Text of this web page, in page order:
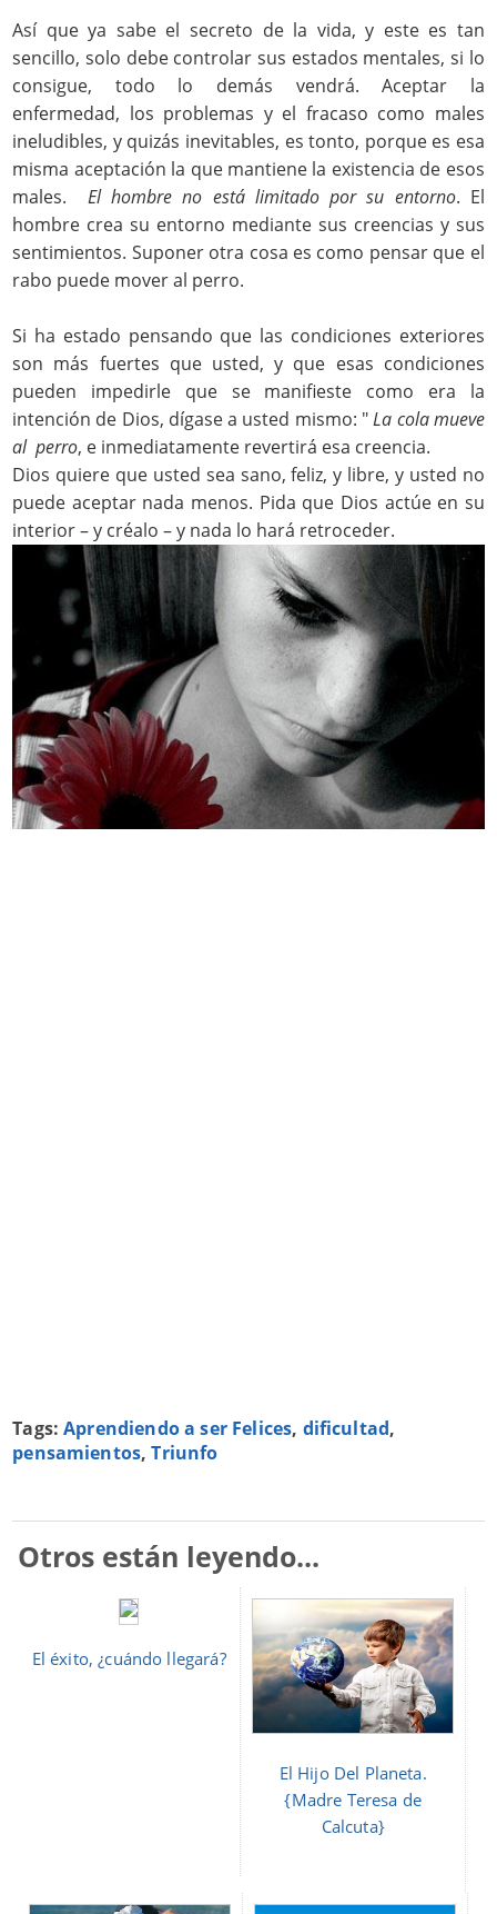
Así que ya sabe el secreto de la vida, y este es tan
sencillo, solo debe controlar sus estados mentales, si lo
consigue, todo lo demás vendrá. Aceptar la
enfermedad, los problemas y el fracaso como males
ineludibles, y quizás inevitables, es tonto, porque es esa
misma aceptación la que mantiene la existencia de esos
males. El hombre no está limitado por su entorno. El
hombre crea su entorno mediante sus creencias y sus
sentimientos. Suponer otra cosa es como pensar que el
rabo puede mover al perro.
Si ha estado pensando que las condiciones exteriores
son más fuertes que usted, y que esas condiciones
pueden impedirle que se manifieste como era la
intención de Dios, dígase a usted mismo: "La cola mueve
al perro, e inmediatamente revertirá esa creencia.
Dios quiere que usted sea sano, feliz, y libre, y usted no
puede aceptar nada menos. Pida que Dios actúe en su
interior – y créalo – y nada lo hará retroceder.
Tags:Aprendiendo a ser Felices, dificultad,
pensamientos,Triunfo
Otros están leyendo...
El éxito, ¿cuándo llegará?
El Hijo Del Planeta.
{Madre Teresa de
Calcuta}